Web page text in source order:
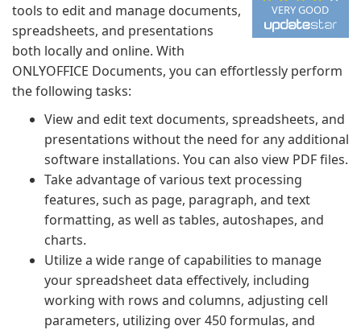
VERY GOOD
tools to edit and manage documents,
spreadsheets, and presentations
both locally and online. With
ONLYOFFICE Documents, you can effortlessly perform
the following tasks:
View and edit text documents, spreadsheets, and
presentations without the need for any additional
software installations. You can also view PDF files.
Take advantage of various text processing
features, such as page, paragraph, and text
formatting, as well as tables, autoshapes, and
charts.
Utilize a wide range of capabilities to manage
your spreadsheet data effectively, including
working with rows and columns, adjusting cell
parameters, utilizing over 450 formulas, and